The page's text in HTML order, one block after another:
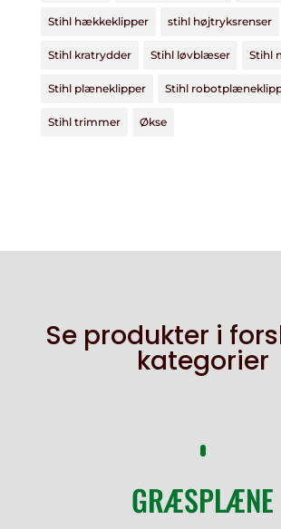
Stihl hækkeklipper stihl højtryksrenser
Stihl kratrydder Stihl løvblæser Stihl
Stihl plæneklipper Stihl
Stihl trimmer Økse
Se produkter i
kategorier
GRÆSPLÆNE